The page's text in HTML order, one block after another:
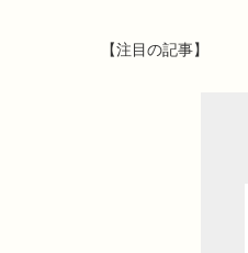
【注目の記事】